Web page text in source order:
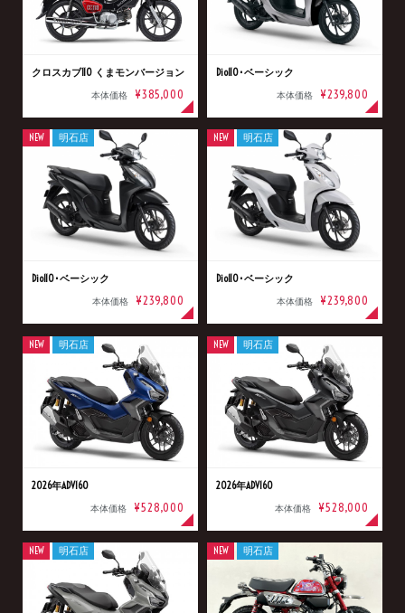
クロスカブ110 くまモンバージョン
本体価格 ¥385,000
Dio110･ベーシック
本体価格 ¥239,800
Dio110･ベーシック
本体価格 ¥239,800
NEW 明石店
Dio110･ベーシック
本体価格 ¥239,800
NEW 明石店
2026年ADV160
本体価格 ¥528,000
NEW 明石店
2026年ADV160
本体価格 ¥528,000
NEW 明石店
NEW 明石店 NEW 明石店